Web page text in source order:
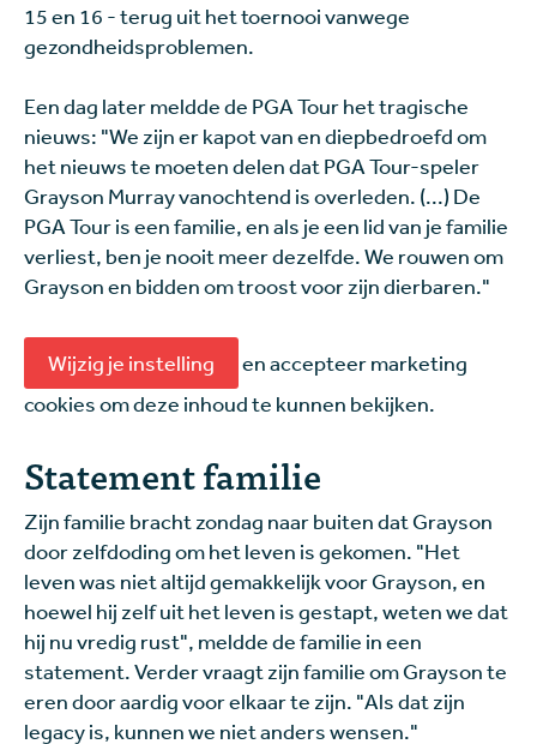
15 en 16 - terug uit het toernooi vanwege
gezondheidsproblemen.
Een dag later meldde de PGA Tour het tragische
nieuws: "We zijn er kapot van en diepbedroefd om
het nieuws te moeten delen dat PGA Tour-speler
Grayson Murray vanochtend is overleden. (...) De
PGA Tour is een familie, en als je een lid van je familie
verliest, ben je nooit meer dezelfde. We rouwen om
Grayson en bidden om troost voor zijn dierbaren."
Wijzig je instelling
en accepteer marketing
cookies om deze inhoud te kunnen bekijken.
Statement familie
Zijn familie bracht zondag naar buiten dat Grayson
door zelfdoding om het leven is gekomen. "Het
leven was niet altijd gemakkelijk voor Grayson, en
hoewel hij zelf uit het leven is gestapt, weten we dat
hij nu vredig rust", meldde de familie in een
statement. Verder vraagt zijn familie om Grayson te
eren door aardig voor elkaar te zijn. "Als dat zijn
legacy is, kunnen we niet anders wensen."